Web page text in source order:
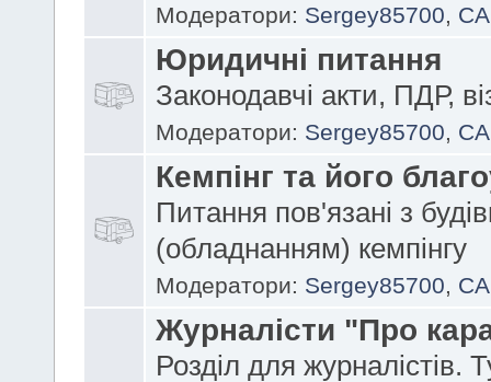
Модератори: Sergey85700,
Юридичні питання
Законодавчі акти, ПДР,
Модератори: Sergey85700,
Кемпінг та його
Питання пов'язані з
(обладнанням) кемпінгу
Модератори: Sergey85700,
Журналісти "Про
Розділ для журналістів.